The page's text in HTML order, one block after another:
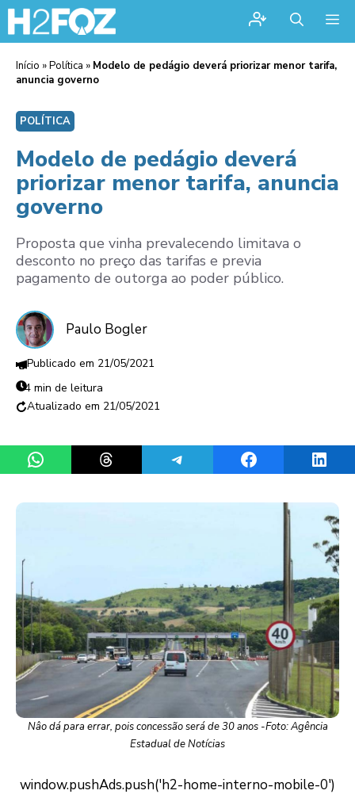
Início »Política » Modelo de pedágio deverá priorizar menor tarifa,
anuncia governo
POLÍTICA
Modelo de pedágio deverá
priorizar menor tarifa, anuncia
governo
Proposta que vinha prevalecendo limitava o
desconto no preço das tarifas e previa
pagamento de outorga ao poder público.
Paulo Bogler
21/05/2021
4 min de leitura
21/05/2021
Share on WhatsAppShare on ThreadsShare on TelegramShare on Facebook
Nâo dá para errar, pois concessão será de 30 anos -Foto: Agência
Estadual de Notícias